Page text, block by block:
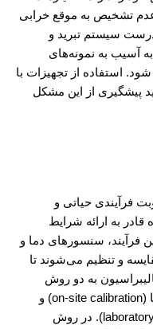
تشخیص به موقع خرابی
سیستم تبرید و
آسیب به نمونه‌های
استفاده از تجهیزات با
پیشگیری از این مشکل
فرآیندی حیاتی و
به ارائه شرایط
فرآیند، سنسورهای دما و
و تنظیم می‌شوند تا
به دو روش
اصلی انجام می‌شود: کالیبراسیون درجا (on-site calibration) و
کالیبراسیون آزمایشگاهی (laboratory calibration). در روش